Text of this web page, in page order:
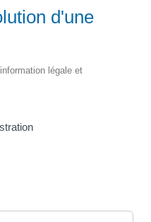
d'une
légale et